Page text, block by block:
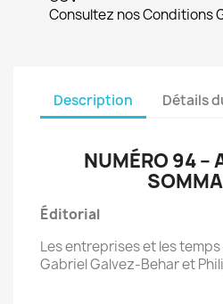
Consultez nos Conditions
Description Détails
NUMÉRO 94 –
Éditorial
Les entreprises et les
Gabriel Galvez-Behar et